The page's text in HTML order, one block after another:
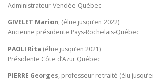
Administrateur Vendée-Québec
GIVELET Marion, (élue jusqu’en 2022)
Ancienne présidente Pays-Rochelais-Québec
PAOLI Rita (élue jusqu’en 2021)
Présidente Côte d’Azur Québec
PIERRE Georges, professeur retraité (élu